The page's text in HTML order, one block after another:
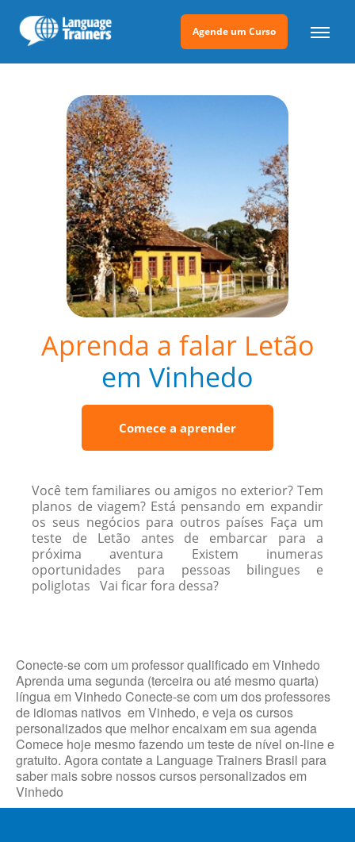
Agende um Curso
Aprenda a falar Letão
em Vinhedo
Comece a aprender
Você tem familiares ou amigos no exterior? Tem
planos de viagem? Está pensando em expandir
os seus negócios para outros países Faça um
teste de Letão antes de embarcar para a
próxima aventura Existem inumeras
oportunidades para pessoas bilingues e
poliglotas Vai ficar fora dessa?
Conecte-se com um professor qualificado em Vinhedo
Aprenda uma segunda (terceira ou até mesmo quarta)
língua em Vinhedo Conecte-se com um dos professores
de idiomas nativos em Vinhedo, e veja os cursos
personalizados que melhor encaixam em sua agenda
Comece hoje mesmo fazendo um teste de nível on-line e
gratuito. Agora contate a Language Trainers Brasil para
saber mais sobre nossos cursos personalizados em
Vinhedo